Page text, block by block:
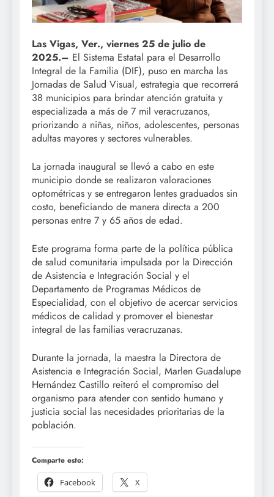
Las Vigas, Ver., viernes 25 de julio de
2025.– El Sistema Estatal para el Desarrollo
Integral de la Familia (DIF), puso en marcha las
Jornadas de Salud Visual, estrategia que recorrerá
38 municipios para brindar atención gratuita y
especializada a más de 7 mil veracruzanos,
priorizando a niñas, niños, adolescentes, personas
adultas mayores y sectores vulnerables.
La jornada inaugural se llevó a cabo en este
municipio donde se realizaron valoraciones
optométricas y se entregaron lentes graduados sin
costo, beneficiando de manera directa a 200
personas entre 7 y 65 años de edad.
Este programa forma parte de la política pública
de salud comunitaria impulsada por la Dirección
de Asistencia e Integración Social y el
Departamento de Programas Médicos de
Especialidad, con el objetivo de acercar servicios
médicos de calidad y promover el bienestar
integral de las familias veracruzanas.
Durante la jornada, la maestra la Directora de
Asistencia e Integración Social, Marlen Guadalupe
Hernández Castillo reiteró el compromiso del
organismo para atender con sentido humano y
justicia social las necesidades prioritarias de la
población.
Comparte esto:
Facebook
X